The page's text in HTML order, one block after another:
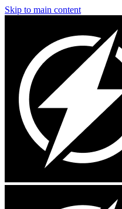
Skip to main content